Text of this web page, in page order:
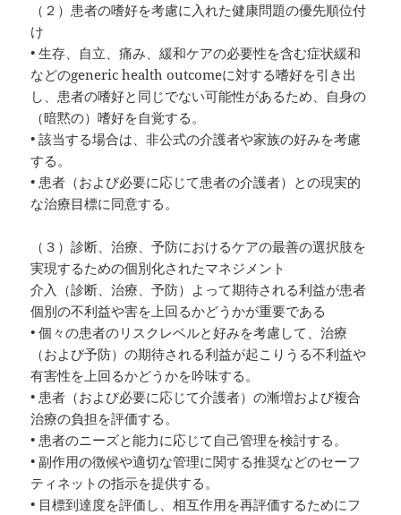
（２）患者の嗜好を考慮に入れた健康問題の優先順位付
け
• 生存、自立、痛み、緩和ケアの必要性を含む症状緩和
などのgeneric health outcomeに対する嗜好を引き出
し、患者の嗜好と同じでない可能性があるため、自身の
（暗黙の）嗜好を自覚する。
• 該当する場合は、非公式の介護者や家族の好みを考慮
する。
• 患者（および必要に応じて患者の介護者）との現実的
な治療目標に同意する。
（３）診断、治療、予防におけるケアの最善の選択肢を
実現するための個別化されたマネジメント
介入（診断、治療、予防）よって期待される利益が患者
個別の不利益や害を上回るかどうかが重要である
• 個々の患者のリスクレベルと好みを考慮して、治療
（および予防）の期待される利益が起こりうる不利益や
有害性を上回るかどうかを吟味する。
• 患者（および必要に応じて介護者）の漸増および複合
治療の負担を評価する。
• 患者のニーズと能力に応じて自己管理を検討する。
• 副作用の徴候や適切な管理に関する推奨などのセーフ
ティネットの指示を提供する。
• 目標到達度を評価し、相互作用を再評価するためにフ